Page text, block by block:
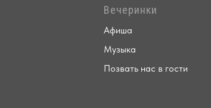
Вечеринки
Афиша
Музыка
Позвать нас в гости